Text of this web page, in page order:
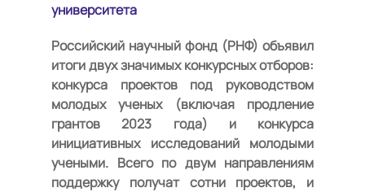
университета
Российский научный фонд (РНФ) объявил
итоги двух значимых конкурсных отборов:
конкурса проектов под руководством
молодых ученых (включая продление
грантов 2023 года) и конкурса
инициативных исследований молодыми
учеными. Всего по двум направлениям
поддержку получат сотни проектов, и